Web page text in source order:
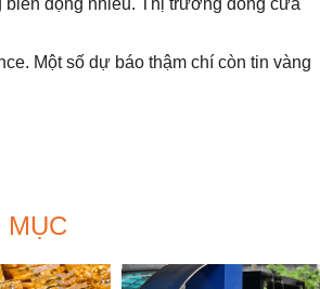
biến động nhiều. Thị trường đóng cửa
Một số dự báo thậm chí còn tin vàng
MỤC